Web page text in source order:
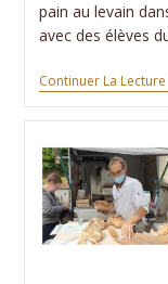
pain au levain
avec des élèves
Continuer La Lecture